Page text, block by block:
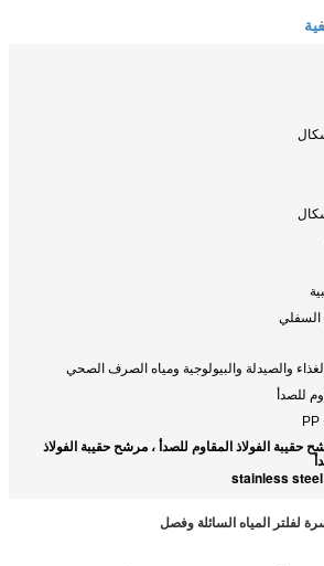
السفلي
والصيدلة والبيولوجية ومياه الصرف الصحي
للصدأ
حقيبة الفولاذ المقاوم للصدأ ، مرشح حقيبة الفولاذ
stainless
لفلتر المياه السائلة وفصل